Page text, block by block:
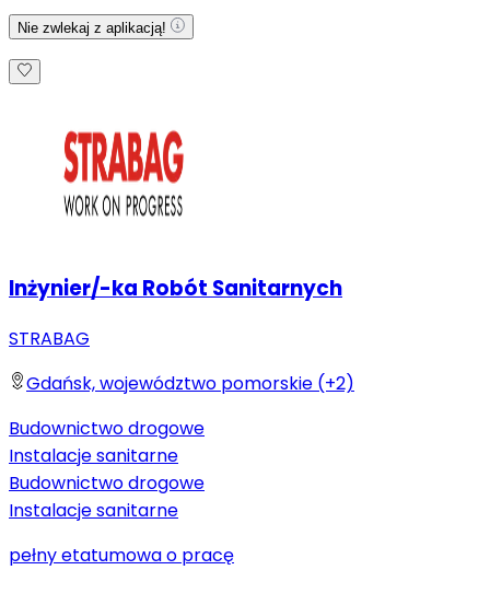
Nie zwlekaj z aplikacją!
Inżynier/-ka Robót Sanitarnych
STRABAG
Gdańsk, województwo pomorskie (+2)
Budownictwo drogowe
Instalacje sanitarne
Budownictwo drogowe
Instalacje sanitarne
pełny etatumowa o pracę